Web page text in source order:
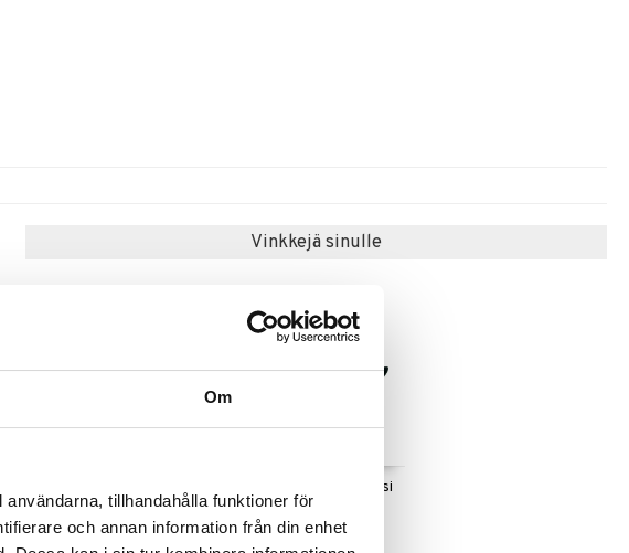
Om
tillhandahålla funktioner för
och annan information från din enhet
Vinkkejä sinulle
MAC
MAC Mighty Kokkiveitsi
MAC